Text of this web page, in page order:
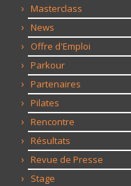
Masterclass
News
Offre d'Emploi
Parkour
Partenaires
Pilates
Rencontre
Résultats
Revue de Presse
Stage